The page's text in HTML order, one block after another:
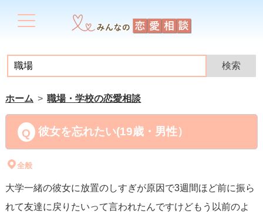
ホーム 職場・学校の恋愛相談
彼女を忘れたい(19歳・男性）
全般
大学一緒の彼女に放置のしすぎが原因で3週間ほど前に振ら
れて友達に戻りたいって言われたんですけどもう以前のよ